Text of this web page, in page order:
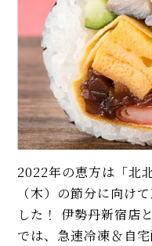
2022年の恵方は「北
（木）の節分に向け
した！ 伊勢丹新宿店
では、急速冷凍＆自